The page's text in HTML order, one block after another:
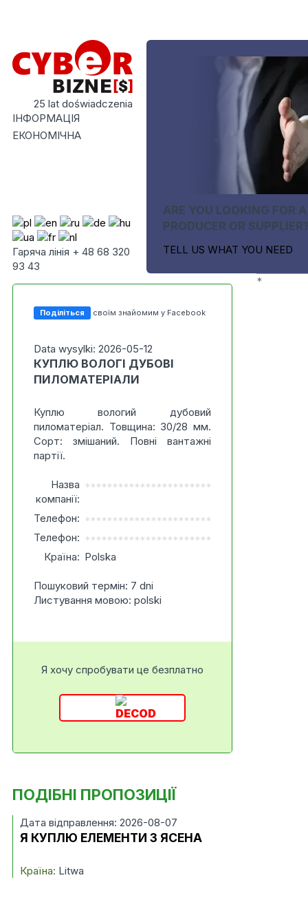
25 lat doświadczenia
ІНФОРМАЦІЯ
ЕКОНОМІЧНА
Гаряча лінія + 48 68 320
93 43
ARE YOU LOOKING FOR A
PRODUCER OR
TELL US WHAT YOU NEED
Поділіться своїм знайомим у Facebook
Data wysylki: 2026-05-12
КУПЛЮ ВОЛОГІ ДУБОВІ
ПИЛОМАТЕРІАЛИ
Куплю вологий дубовий
пиломатеріал. Товщина: 30/28 мм.
Сорт: змішаний. Повні вантажні
партії.
Назва
компанії:
***********************
Телефон: ***********************
Телефон: ***********************
Країна: Polska
Пошуковий термін: 7 dni
Листування мовою: polski
Я хочу спробувати це безплатно
*
ПОДІБНІ ПРОПОЗИЦІЇ
Дата відправлення: 2026-08-07
Я КУПЛЮ ЕЛЕМЕНТИ З ЯСЕНА
Країна: Litwa